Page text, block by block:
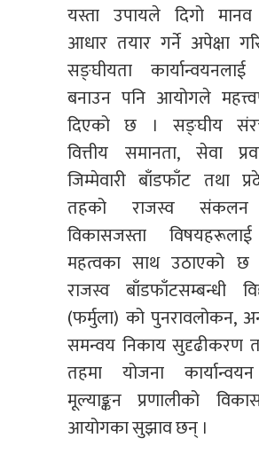
यस्ता उपायले दिगो
आधार तयार गर्ने अपेक्षा
सङ्घीयता कार्यान्वयनलाई
बनाउन पनि आयोगले
दिएको छ । सङ्घीय
वित्तीय समानता, सेवा
जिम्मेवारी बाँडफाँट तथा
तहको राजस्व संकलन
विकासजस्ता
महत्वका साथ उठाएको छ
राजस्व बाँडफाँटसम्बन्धी
(फर्मुला) को पुनरावलोकन,
समन्वय निकाय सुदृढीकरण
तहमा योजना
मूल्याङ्कन प्रणालीको
आयोगका सुझाव छन् ।